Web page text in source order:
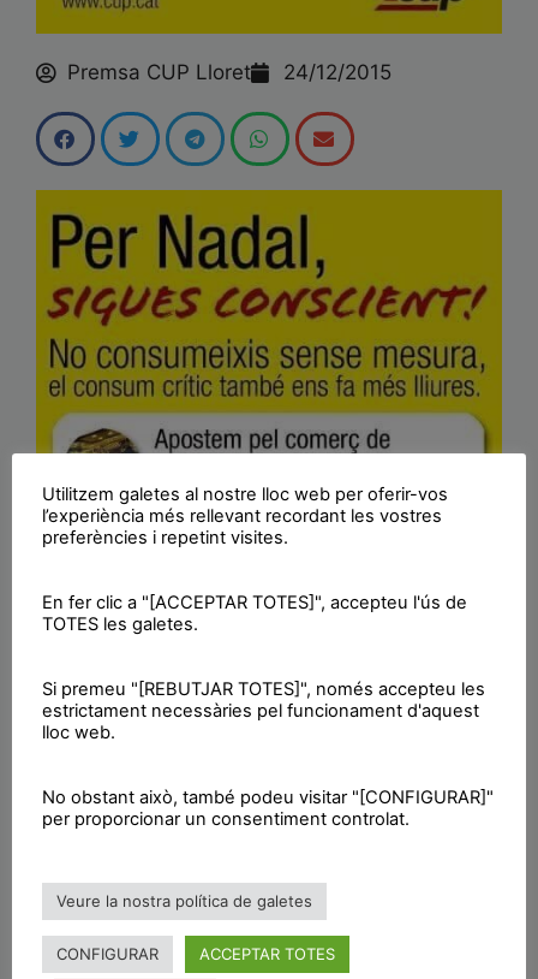
Premsa CUP Lloret 24/12/2015
Utilitzem galetes al nostre lloc web per oferir-vos
l’experiència més rellevant recordant les vostres
preferències i repetint visites.
En fer clic a "[ACCEPTAR TOTES]", accepteu l'ús de
TOTES les galetes.
Si premeu "[REBUTJAR TOTES]", només accepteu les
estrictament necessàries pel funcionament d'aquest
lloc web.
No obstant això, també podeu visitar "[CONFIGURAR]"
per proporcionar un consentiment controlat.
Veure la nostra política de galetes
CONFIGURAR ACCEPTAR TOTES